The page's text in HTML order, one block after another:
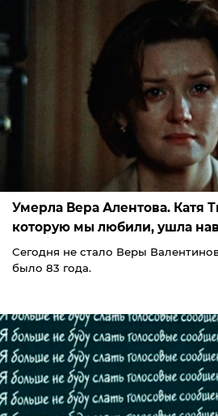
Умерла Вера Алентова. Катя
которую мы любили, ушла
Сегодня не стало Веры
было 83 года.